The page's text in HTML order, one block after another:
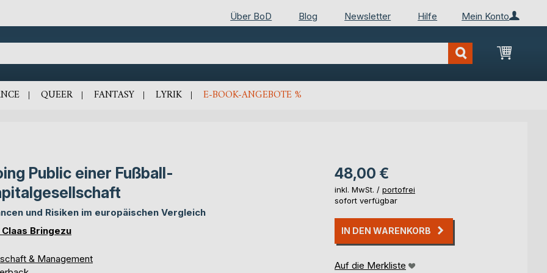
Mein Konto
Über BoD Blog Newsletter Hilfe
Mein
QUEER FANTASY LYRIK E-BOOK-ANGEBOTE %
Public einer Fußball-
und Risiken im europäischen Vergleich
Claas Bringezu
& Management
48,00 €
inkl. MwSt. / portofrei
sofort verfügbar
IN DEN WARENKORB
Auf die Merkliste